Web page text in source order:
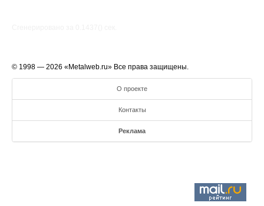
© 1998 — 2026 «Metalweb.ru» Все права защищены.
О проекте
Контакты
Реклама